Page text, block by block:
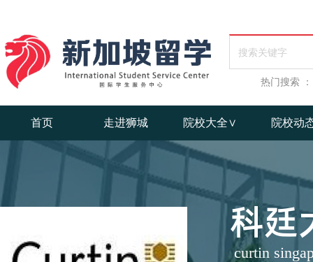
热门搜索 ：
首页 走进狮城 院校大全∨ 院校动
科廷
curtin